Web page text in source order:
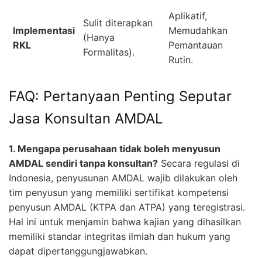
Implementasi
RKL
Sulit diterapkan
(Hanya
Formalitas).
Aplikatif,
Memudahkan
Pemantauan
Rutin.
FAQ: Pertanyaan Penting Seputar
Jasa Konsultan AMDAL
1. Mengapa perusahaan tidak boleh menyusun
AMDAL sendiri tanpa konsultan? Secara regulasi di
Indonesia, penyusunan AMDAL wajib dilakukan oleh
tim penyusun yang memiliki sertifikat kompetensi
penyusun AMDAL (KTPA dan ATPA) yang teregistrasi.
Hal ini untuk menjamin bahwa kajian yang dihasilkan
memiliki standar integritas ilmiah dan hukum yang
dapat dipertanggungjawabkan.